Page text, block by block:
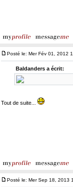
Posté le: Mer Fév 01, 2012
Baldanders a écrit:
Tout de suite...
Posté le: Mer Sep 18, 2013